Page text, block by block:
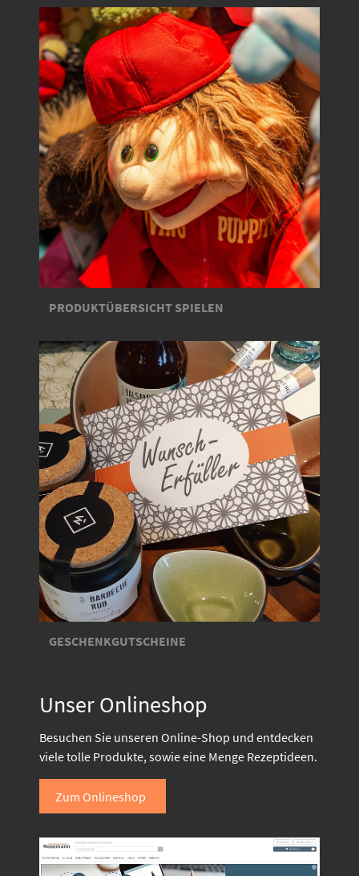
PRODUKTÜBERSICHT SPIELEN
GESCHENKGUTSCHEINE
Unser Onlineshop
Besuchen Sie unseren Online-Shop und entdecken
viele tolle Produkte, sowie eine Menge Rezeptideen.
Zum Onlineshop